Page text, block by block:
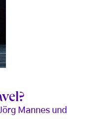
Mannes und